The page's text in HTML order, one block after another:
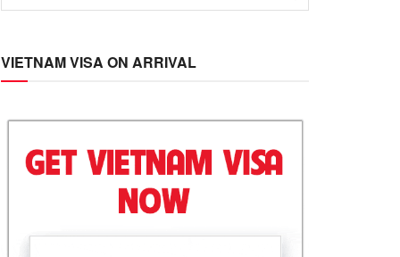
VIETNAM VISA ON ARRIVAL